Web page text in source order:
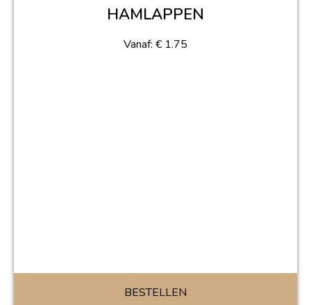
HAMLAPPEN
Vanaf: € 1.75
BESTELLEN